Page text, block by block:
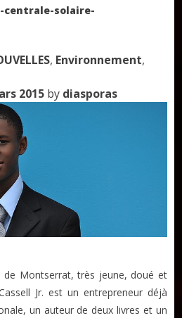
centrale-solaire-
, Environnement,
2015 by diasporas
de Montserrat, très jeune, doué et
Jr. est un entrepreneur déjà
un auteur de deux livres et un